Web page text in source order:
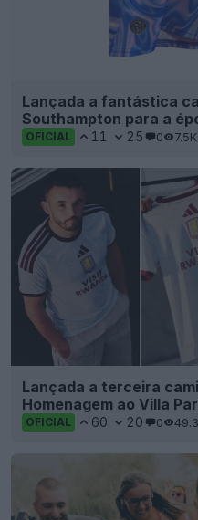
Lançada a fantástica
Southampton para a
OFICIAL 11 25 0 7.5K
Lançada a terceira
Homenagem ao Villa
OFICIAL 60 20 0